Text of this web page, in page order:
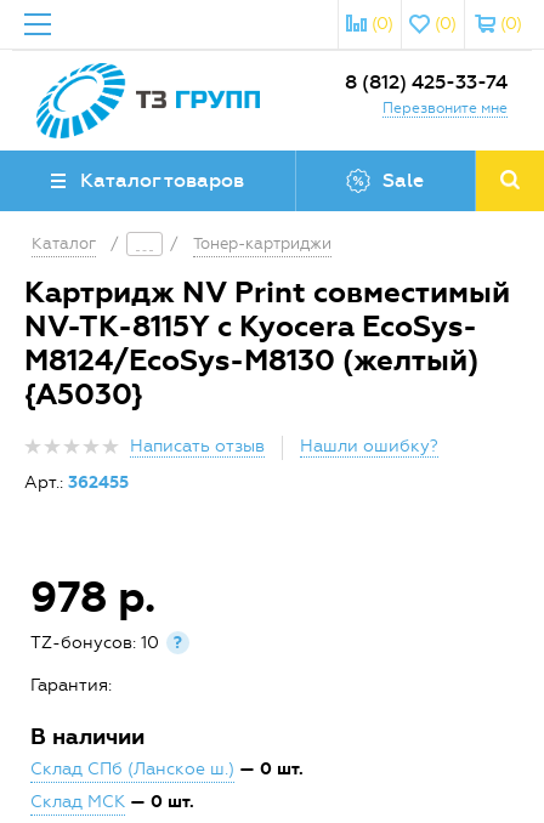
(0)
(0)
(0)
8 (812) 425-33-74
Перезвоните мне
Каталог товаров Sale
Каталог / / Тонер-картриджи
Картридж NV Print совместимый
NV-TK-8115Y с Kyocera EcoSys-
M8124/EcoSys-M8130 (желтый)
{A5030}
Написать отзыв
Нашли ошибку?
Арт.: 362455
978 р.
TZ-бонусов: 10 ?
Гарантия:
В наличии
Склад СПб (Ланское ш.) — 0 шт.
Склад МСК — 0 шт.